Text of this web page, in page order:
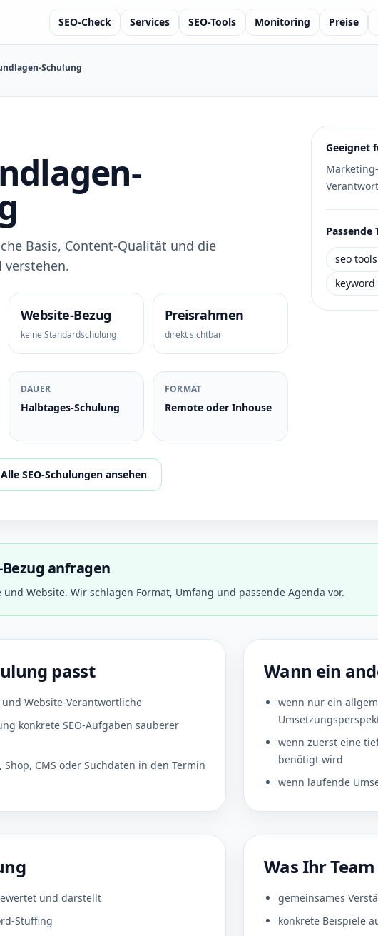
SEO-Check Services SEO-Tools Monitoring Preise
Schulung
Basis, Content-Qualität und die
verstehen.
Website-Bezug
keine Standardschulung
Preisrahmen
direkt sichtbar
DAUER
Halbtages-Schulung
FORMAT
Remote oder Inhouse
Alle SEO-Schulungen ansehen
Geeignet
Passende
seo tools
anfragen
und Website. Wir schlagen Format, Umfang und passende Agenda vor.
passt
Website-Verantwortliche
konkrete SEO-Aufgaben sauberer
CMS oder Suchdaten in den Termin
Wann ein
wenn nur ein
wenn zuerst eine
benötigt wird
wenn laufende
und darstellt
Stuffing
Was Ihr
gemeinsames
konkrete Beispiele